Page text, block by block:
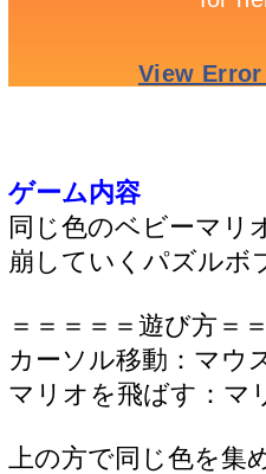
ゲーム内容
同じ色のベビーマリ
崩していくパズルボ
＝＝＝＝＝遊び方＝
カーソル移動：マウ
マリオを飛ばす：マ
上の方で同じ色を集